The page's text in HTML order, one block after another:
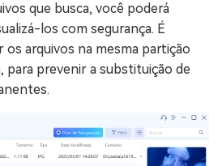
que busca, você poderá
los com segurança. É
arquivos na mesma partição
para prevenir a substituição de